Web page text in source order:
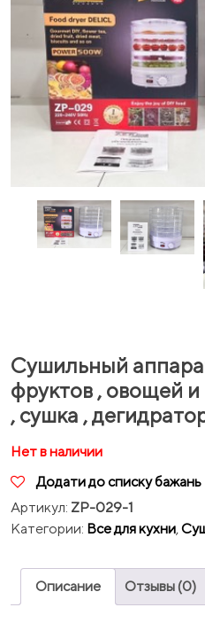
Сушильный
фруктов , овощей
, сушка ,
Нет в наличии
Додати до списку бажань
Артикул: ZP-029-1
Категории: Все для кухни,
Описание Отзывы (0)